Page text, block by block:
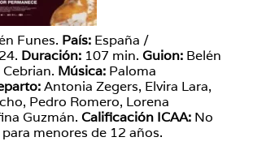
Funes. País: España /
Duración: 107 min. Guion: Belén
Música: Paloma
Antonia Zegers, Elvira Lara,
Pedro Romero, Lorena
Guzmán. Calificación ICAA: No
menores de 12 años.